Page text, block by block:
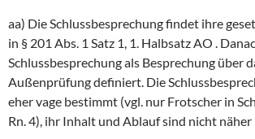
aa) Die Schlussbesprechung findet ihre
in § 201 Abs. 1 Satz 1, 1. Halbsatz AO .
Schlussbesprechung als Besprechung über
Außenprüfung definiert. Die
eher vage bestimmt (vgl. nur Frotscher in
Rn. 4), ihr Inhalt und Ablauf sind nicht näher